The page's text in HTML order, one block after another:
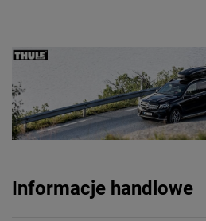
Informacje handlowe